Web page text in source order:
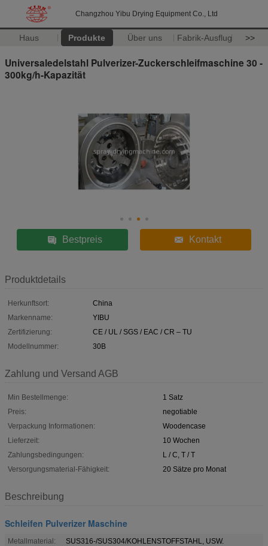
Changzhou Yibu Drying Equipment Co., Ltd
Haus Produkte Über uns Fabrik-Ausflug >>
Universaledelstahl Pulverizer-Zuckerschleifmaschine 30 -
300kg/h-Kapazität
Bestpreis Kontakt
Produktdetails
Herkunftsort:
China
Markenname:
YIBU
Zertifizierung:
CE / UL / SGS / EAC / CR – TU
Modellnummer:
30B
Zahlung und Versand AGB
Min Bestellmenge:
1 Satz
Preis:
negotiable
Verpackung Informationen:
Woodencase
Lieferzeit:
10 Wochen
Zahlungsbedingungen:
L / C, T / T
Versorgungsmaterial-Fähigkeit:
20 Sätze pro Monat
Beschreibung
Schleifen Pulverizer Maschine
Metallmaterial:
SUS316-/SUS304/KOHLENSTOFFSTAHL, USW.